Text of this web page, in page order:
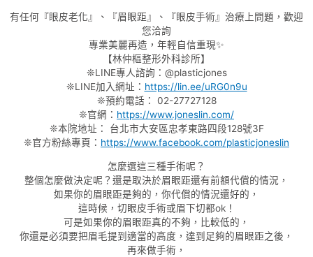
有任何『眼皮老化』、『眉眼距』、『眼皮手術』治療上問題，歡迎
您洽詢
專業美麗再造，年輕自信重現✨
【林仲樞整形外科診所】
❊LINE專人諮詢：@plasticjones
❊LINE加入網址： https://lin.ee/uRG0n9u
❊預約電話： 02-27727128
❊官網： https://www.joneslin.com/
❊本院地址： 台北市大安區忠孝東路四段128號3F
❊官方粉絲專頁： https://www.facebook.com/plasticjoneslin
怎麼選這三種手術呢？
整個怎麼做決定呢？還是取決於眉眼距還有前額代償的情況，
如果你的眉眼距是夠的，你代償的情況還好的，
這時候，切眼皮手術或眉下切都ok！
可是如果你的眉眼距真的不夠，比較低的，
你還是必須要把眉毛提到適當的高度，達到足夠的眉眼距之後，
再來做手術，